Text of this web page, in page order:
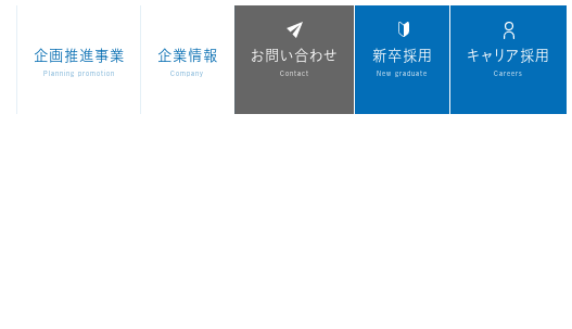
企画推進事業
Planning promotion
企業情報
Company
お問い合わせ
Contact
新卒採用
New graduate
キャリア採用
Careers